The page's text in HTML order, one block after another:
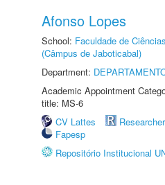
Afonso Lopes
School: Faculdade de
(Câmpus de Jaboticabal)
Department:
Academic Appointment
title: MS-6
CV Lattes
Fapesp
Repositório Institucional